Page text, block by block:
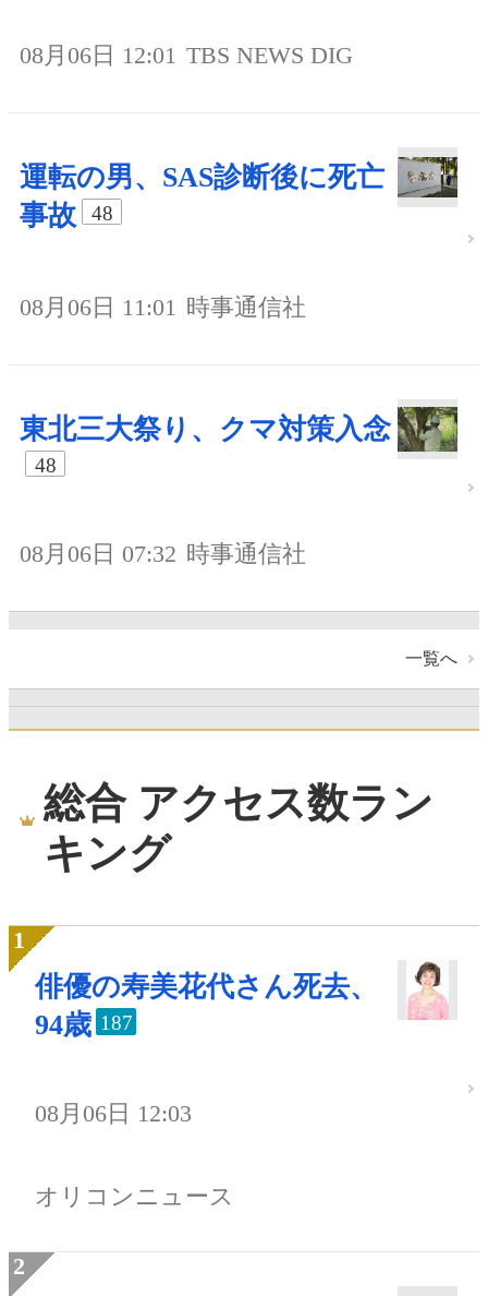
08月06日 12:01 TBS NEWS DIG
運転の男、SAS診断後に死亡
事故
48
08月06日 11:01 時事通信社
東北三大祭り、クマ対策入念
48
08月06日 07:32 時事通信社
一覧へ
総合 アクセス数ラン
キング
俳優の寿美花代さん死去、
94歳 187
08月06日 12:03
オリコンニュース